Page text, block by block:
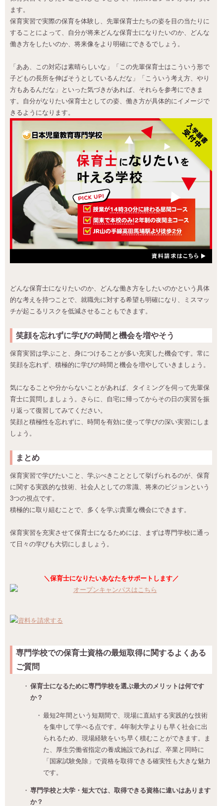
ます。
保育実習で実際の保育を体験し、先輩保育士たちの姿を目の当たりに
することによって、自分が将来どんな保育士になりたいのか、どんな
働き方をしたいのか、将来像をより明確にできるでしょう。
「ああ、この対応は素晴らしいな」「この先輩保育士はこういう形で
子どもの長所を伸ばそうとしているんだな」「こういう考え方、やり
方もあるんだな」といった気づきがあれば、それらを参考にできま
す。自分がなりたい保育士としての姿、働き方が具体的にイメージで
きるようになります。
どんな保育士になりたいのか、どんな働き方をしたいのかという具体
的な考えを持つことで、就職先に対する希望も明確になり、ミスマッ
チが起こるリスクを低減させることもできます。
笑顔を忘れずに学びの時間と機会を増やそう
保育実習は学ぶこと、身につけることが多い充実した機会です。常に
笑顔を忘れず、積極的に学びの時間と機会を増やしていきましょう。
気になることや分からないことがあれば、タイミングを伺って先輩保
育士に質問しましょう。さらに、自宅に帰ってからその日の実習を振
り返って復習してみてください。
笑顔と積極性を忘れずに、時間を有効に使って学びの深い実習にしま
しょう。
まとめ
保育実習で学びたいこと、学ぶべきこととして挙げられるのが、保育
に関する実践的な技術、社会人としての常識、将来のビジョンという
3つの視点です。
積極的に取り組むことで、多くを学ぶ貴重な機会にできます。
保育実習を充実させて保育士になるためには、まずは専門学校に通っ
て日々の学びも大切にしましょう。
＼保育士になりたいあなたをサポートします／
専門学校での保育士資格の最短取得に関するよくある
ご質問
保育士になるために専門学校を選ぶ最大のメリットは何です
か？
最短2年間という短期間で、現場に直結する実践的な技術
を集中して学べる点です。4年制大学よりも早く社会に出
られるため、現場経験をいち早く積むことができます。ま
た、厚生労働省指定の養成施設であれば、卒業と同時に
「国家試験免除」で資格を取得できる確実性も大きな魅力
です。
専門学校と大学・短大では、取得できる資格に違いはあります
か？